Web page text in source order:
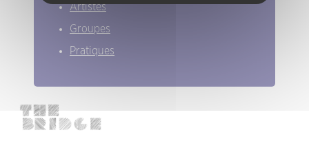
Artistes
Groupes
Pratiques